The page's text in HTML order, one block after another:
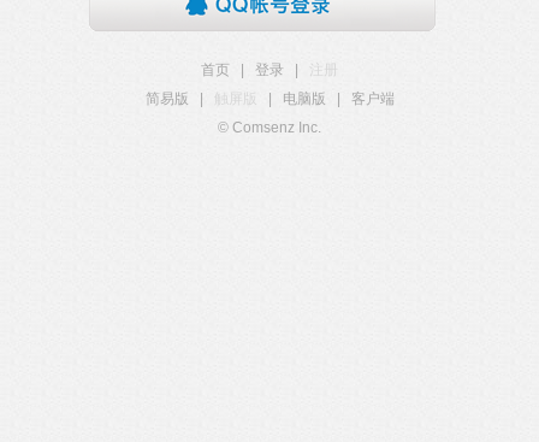
首页 登录
注册
简易版
触屏版 电脑版
客户端
© Comsenz Inc.